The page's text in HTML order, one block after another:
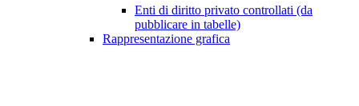
Enti di diritto privato controllati (da
pubblicare in tabelle)
Rappresentazione grafica